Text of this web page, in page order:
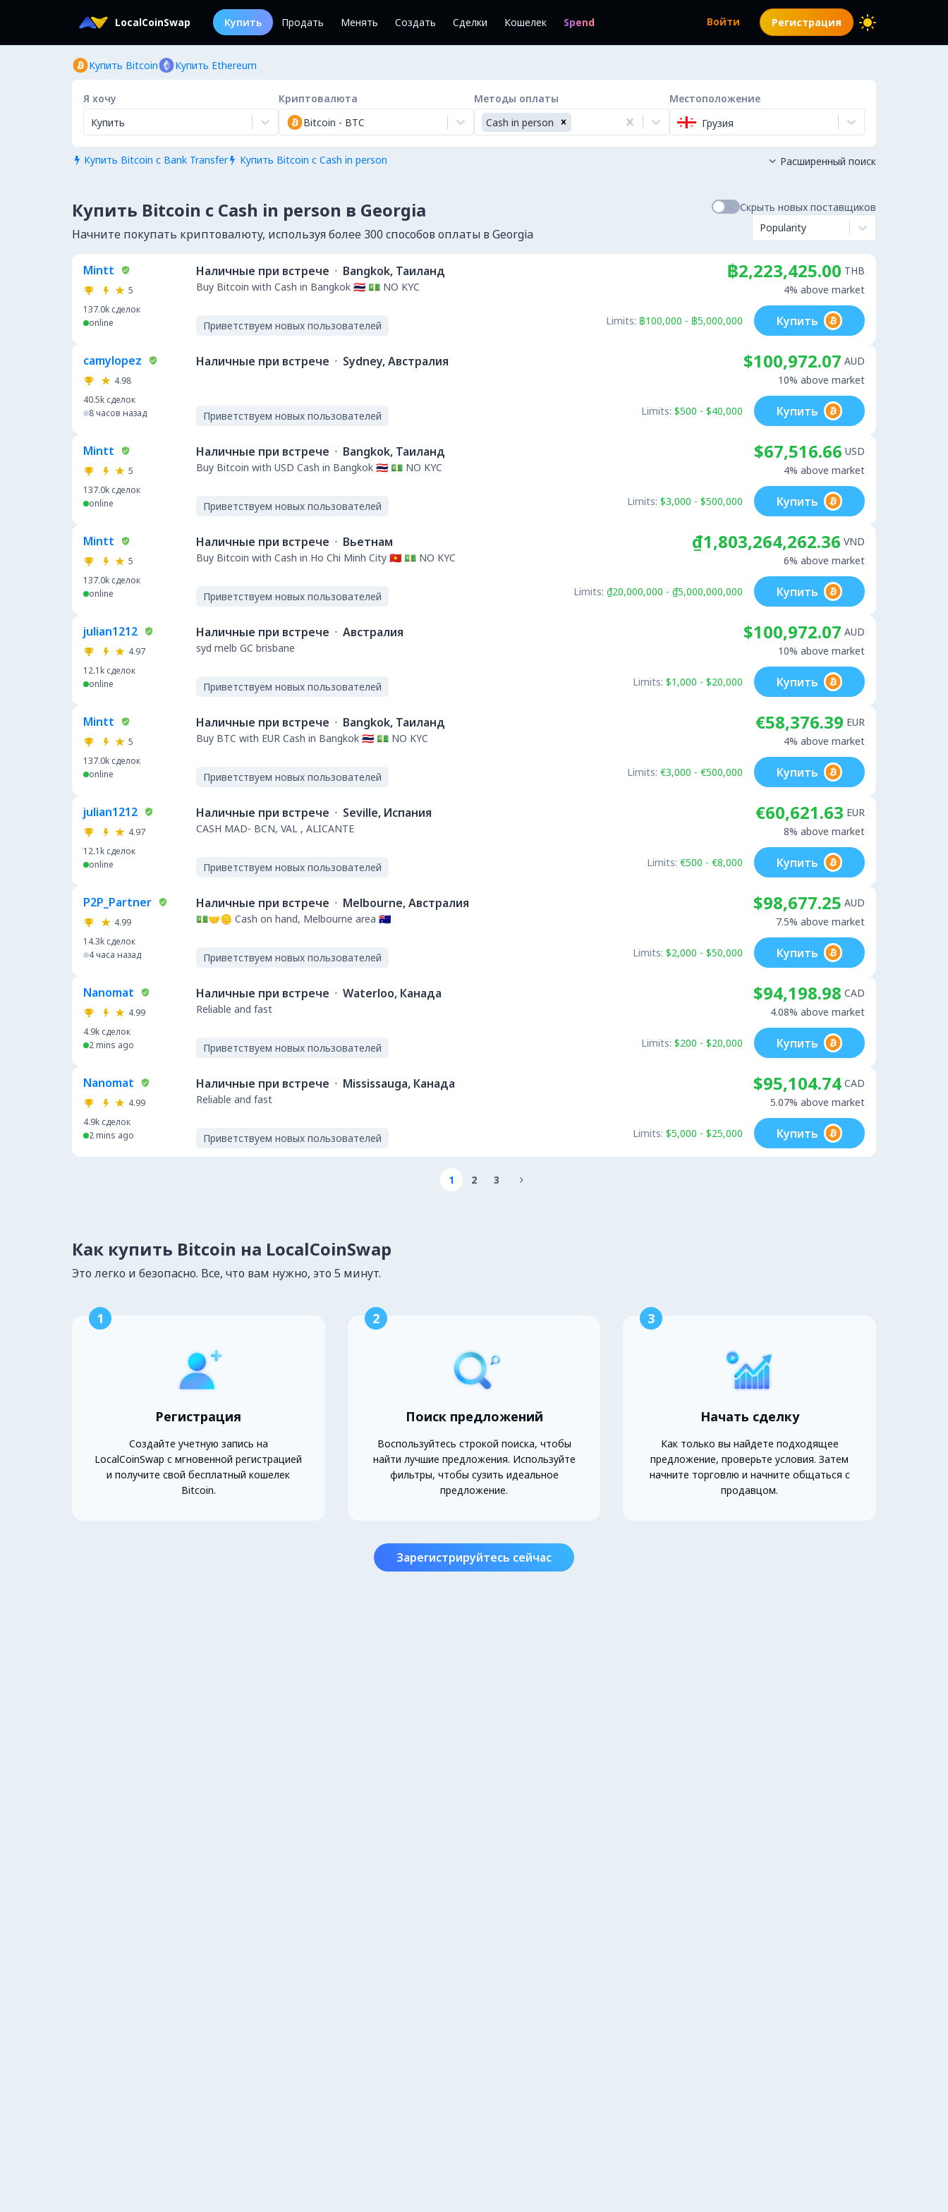
LocalCoinSwap Купить Продать Менять Создать Сделки Кошелек Spend Войти Регистрация
Купить Bitcoin Купить Ethereum
Я хочу
Купить
Криптовалюта
Bitcoin - BTC
Методы оплаты
Cash in person
Местоположение
Грузия
 Купить Bitcoin с Bank Transfer  Купить Bitcoin с Cash in person  Расширенный поиск
Купить Bitcoin с Cash in person в Georgia
Начните покупать криптовалюту, используя более 300 способов оплаты в Georgia
Скрыть новых поставщиков
Popularity
Mintt
5
137.0k сделок
online
Наличные при встрече · Bangkok, Таиланд
Buy Bitcoin with Cash in Bangkok 🇹🇭 💵 NO KYC
Приветствуем новых пользователей
฿2,223,425.00 THB
4% above market
Limits: ฿100,000 - ฿5,000,000 Купить
camylopez
4.98
40.5k сделок
8 часов назад
Наличные при встрече · Sydney, Австралия
Приветствуем новых пользователей
$100,972.07 AUD
10% above market
Limits: $500 - $40,000 Купить
Mintt
5
137.0k сделок
online
Наличные при встрече · Bangkok, Таиланд
Buy Bitcoin with USD Cash in Bangkok 🇹🇭 💵 NO KYC
Приветствуем новых пользователей
$67,516.66 USD
4% above market
Limits: $3,000 - $500,000 Купить
Mintt
5
137.0k сделок
online
Наличные при встрече · Вьетнам
Buy Bitcoin with Cash in Ho Chi Minh City 🇻🇳 💵 NO KYC
Приветствуем новых пользователей
₫1,803,264,262.36 VND
6% above market
Limits: ₫20,000,000 - ₫5,000,000,000 Купить
julian1212
4.97
12.1k сделок
online
Наличные при встрече · Австралия
syd melb GC brisbane
Приветствуем новых пользователей
$100,972.07 AUD
10% above market
Limits: $1,000 - $20,000 Купить
Mintt
5
137.0k сделок
online
Наличные при встрече · Bangkok, Таиланд
Buy BTC with EUR Cash in Bangkok 🇹🇭 💵 NO KYC
Приветствуем новых пользователей
€58,376.39 EUR
4% above market
Limits: €3,000 - €500,000 Купить
julian1212
4.97
12.1k сделок
online
Наличные при встрече · Seville, Испания
CASH MAD- BCN, VAL , ALICANTE
Приветствуем новых пользователей
€60,621.63 EUR
8% above market
Limits: €500 - €8,000 Купить
P2P_Partner
4.99
14.3k сделок
4 часа назад
Наличные при встрече · Melbourne, Австралия
💵🤝🪙 Cash on hand, Melbourne area 🇦🇺
Приветствуем новых пользователей
$98,677.25 AUD
7.5% above market
Limits: $2,000 - $50,000 Купить
Nanomat
4.99
4.9k сделок
2 mins ago
Наличные при встрече · Waterloo, Канада
Reliable and fast
Приветствуем новых пользователей
$94,198.98 CAD
4.08% above market
Limits: $200 - $20,000 Купить
Nanomat
4.99
4.9k сделок
2 mins ago
Наличные при встрече · Mississauga, Канада
Reliable and fast
Приветствуем новых пользователей
$95,104.74 CAD
5.07% above market
Limits: $5,000 - $25,000 Купить
1 2 3 
Как купить Bitcoin на LocalCoinSwap
Это легко и безопасно. Все, что вам нужно, это 5 минут.
1
Регистрация
Создайте учетную запись на
LocalCoinSwap с мгновенной регистрацией
и получите свой бесплатный кошелек
Bitcoin.
2
Поиск предложений
Воспользуйтесь строкой поиска, чтобы
найти лучшие предложения. Используйте
фильтры, чтобы сузить идеальное
предложение.
3
Начать сделку
Как только вы найдете подходящее
предложение, проверьте условия. Затем
начните торговлю и начните общаться с
продавцом.
Зарегистрируйтесь сейчас